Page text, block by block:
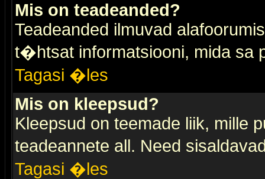
Mis on teadeanded?
Teadeanded ilmuvad
t�htsat informatsiooni, mida sa
Tagasi �les
Mis on kleepsud?
Kleepsud on teemade liik, mille
teadeannete all. Need
Tagasi �les